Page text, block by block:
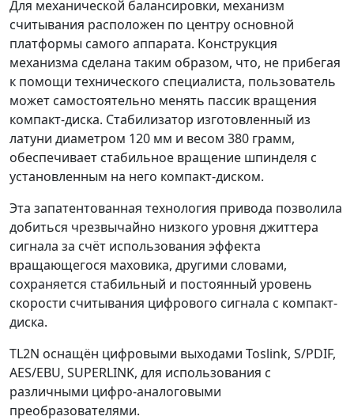
Для механической балансировки, механизм
считывания расположен по центру основной
платформы самого аппарата. Конструкция
механизма сделана таким образом, что, не прибегая
к помощи технического специалиста, пользователь
может самостоятельно менять пассик вращения
компакт-диска. Стабилизатор изготовленный из
латуни диаметром 120 мм и весом 380 грамм,
обеспечивает стабильное вращение шпинделя с
установленным на него компакт-диском.
Эта запатентованная технология привода позволила
добиться чрезвычайно низкого уровня джиттера
сигнала за счёт использования эффекта
вращающегося маховика, другими словами,
сохраняется стабильный и постоянный уровень
скорости считывания цифрового сигнала с компакт-
диска.
TL2N оснащён цифровыми выходами Toslink, S/PDIF,
AES/EBU, SUPERLINK, для использования с
различными цифро-аналоговыми
преобразователями.